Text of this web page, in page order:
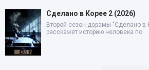
Сделано в Корее 2 (2026)
Второй сезон дорамы "Сделано в
расскажет историю человека по